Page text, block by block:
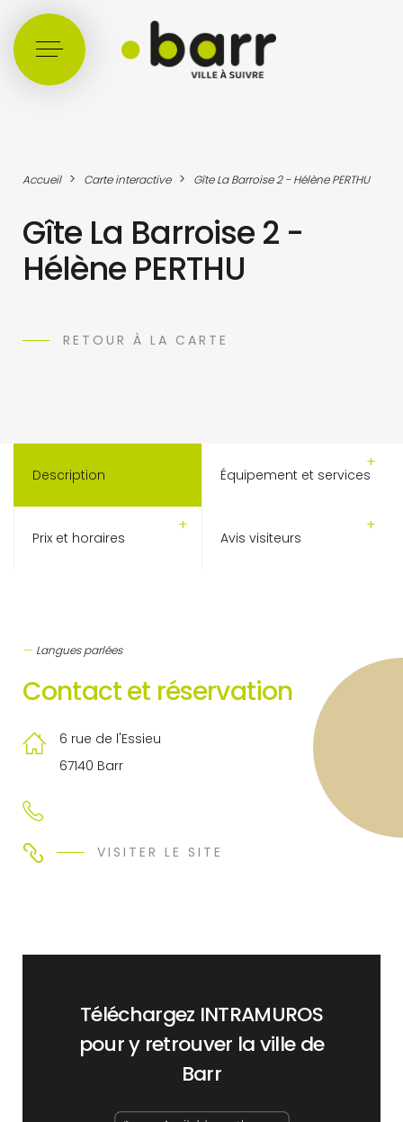
Accueil > Carte interactive > Gîte La Barroise 2 - Hélène PERTHU
Gîte La Barroise 2 -
Hélène PERTHU
RETOUR À LA CARTE
Description Équipement et services
Prix et horaires Avis visiteurs
Langues parlées
Contact et réservation
6 rue de l'Essieu
67140 Barr
VISITER LE SITE
Téléchargez INTRAMUROS
pour y retrouver la ville de
Barr